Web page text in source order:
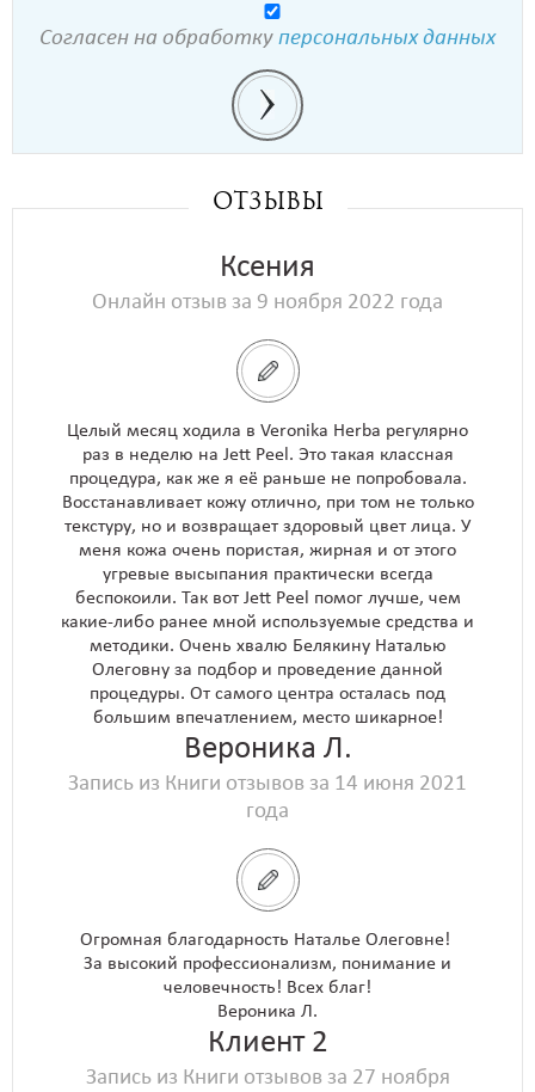
Согласен на обработку персональных данных
Отзывы
Ксения
Онлайн отзыв за 9 ноября 2022 года
Целый месяц ходила в Veronika Herba регулярно
раз в неделю на Jett Peel. Это такая классная
процедура, как же я её раньше не попробовала.
Восстанавливает кожу отлично, при том не только
текстуру, но и возвращает здоровый цвет лица. У
меня кожа очень пористая, жирная и от этого
угревые высыпания практически всегда
беспокоили. Так вот Jett Peel помог лучше, чем
какие-либо ранее мной используемые средства и
методики. Очень хвалю Белякину Наталью
Олеговну за подбор и проведение данной
процедуры. От самого центра осталась под
большим впечатлением, место шикарное!
Вероника Л.
Запись из Книги отзывов за 14 июня 2021
года
Огромная благодарность Наталье Олеговне!
За высокий профессионализм, понимание и
человечность! Всех благ!
Вероника Л.
Клиент 2
Запись из Книги отзывов за 27 ноября